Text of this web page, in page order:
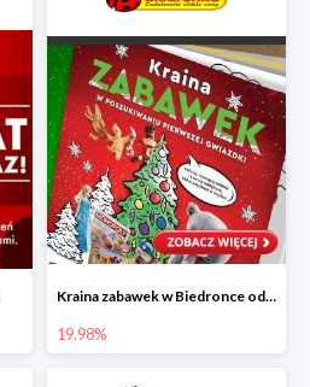
Kraina zabawek w Biedronce od 19,99 zł
19.98%